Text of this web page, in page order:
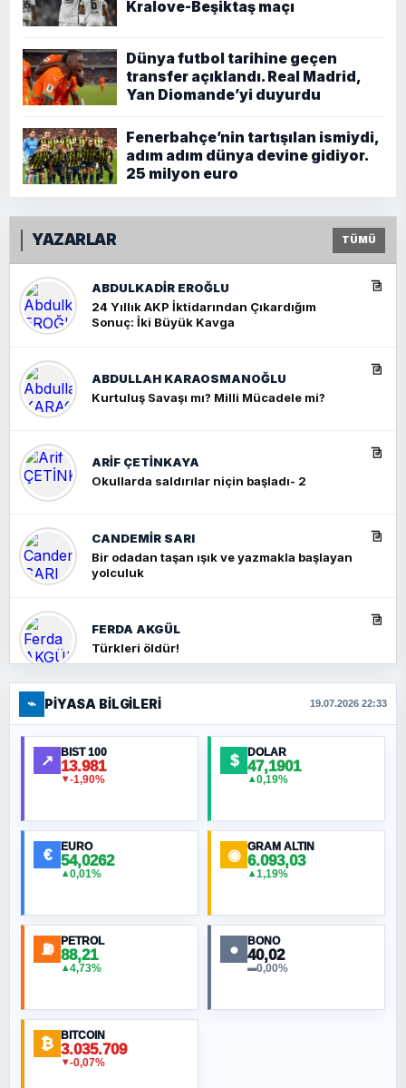
Kralove-Beşiktaş maçı
Dünya futbol tarihine geçen
transfer açıklandı. Real Madrid,
Yan Diomande’yi duyurdu
Fenerbahçe’nin tartışılan ismiydi,
adım adım dünya devine gidiyor.
25 milyon euro
YAZARLAR TÜMÜ
ABDULKADIR EROĞLU
24 Yıllık AKP İktidarından Çıkardığım
Sonuç: İki Büyük Kavga
ABDULLAH KARAOSMANOĞLU
Kurtuluş Savaşı mı? Milli Mücadele mi?
ARIF ÇETİNKAYA
Okullarda saldırılar niçin başladı- 2
CANDEMIR SARI
Bir odadan taşan ışık ve yazmakla başlayan
yolculuk
FERDA AKGÜL
Türkleri öldür!
FERHAT BÜYÜKKALKAN
Ankara Zirvesi: NATO Toplantısı mı, Yeni
Ortadoğu Haritasının Provası mı?
MURAT ÖZKAN
NURETTIN BÖLÜK
ORHAN KILIÇOĞLU
Fahişeye beyinli bir müstevli alçağına
⌁ PIYASA BILGILERI 19.07.2026 22:33
↗ BIST 100
13.981
▼-1,90%
$ DOLAR
47,1901
▲0,19%
€ EURO
54,0262
▲0,01%
◉ GRAM ALTIN
6.093,03
▲1,19%
⛽ PETROL
88,21
▲4,73%
● BONO
40,02
▬0,00%
₿ BITCOIN
3.035.709
▼-0,07%